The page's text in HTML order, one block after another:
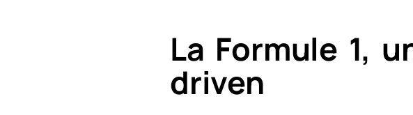
La Formule 1,
driven